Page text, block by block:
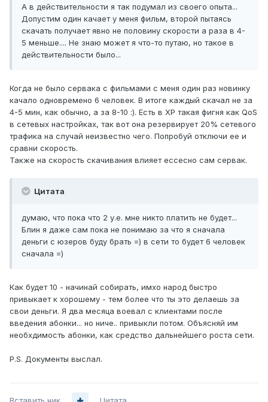
А в действительности я так подумал из своего опыта...
Допустим один качает у меня фильм, второй пытаясь
скачать получает явно не половину скорости а раза в 4-
5 меньше.... Не знаю может я что-то путаю, но такое в
действительности было...
Когда не было сервака с фильмами с меня один раз новинку
качало одновремено 6 человек. В итоге каждый скачал не за
4-5 мин, как обычно, а за 8-10 :). Есть в XP такая фигня как QoS
в сетевых настройках, так вот она резервирует 20% сетевого
трафика на случай неизвестно чего. Попробуй отключи ее и
сравни скорость.
Также на скорость скачивания влияет ессесно сам сервак.
Цитата
думаю, что пока что 2 у.е. мне никто платить не будет...
Блин я даже сам пока не понимаю за что я сначала
деньги с юзеров буду брать =) в сети то будет 6 человек
сначала =)
Как будет 10 - начинай собирать, имхо народ быстро
привыкает к хорошему - тем более что ты это делаешь за
свои деньги. Я два месяца воевал с клиентами после
введения абонки... но ниче.. привыкли потом. Объясняй им
необхдимость абонки, как средство дальнейшего роста сети.
P.S. Документы выслал.